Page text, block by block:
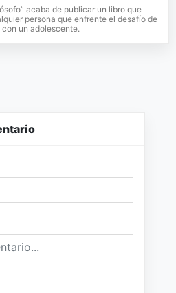
acaba de publicar un libro que
persona que enfrente el desafío de
un adolescente.